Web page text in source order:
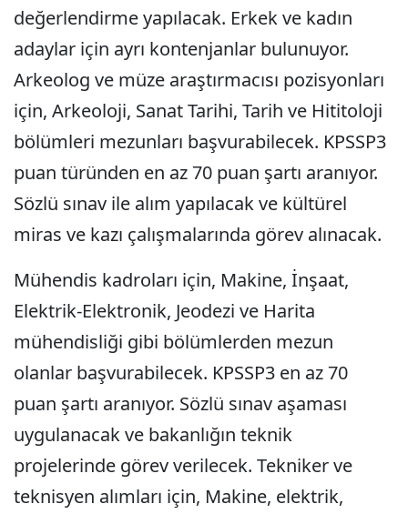
değerlendirme yapılacak. Erkek ve kadın
adaylar için ayrı kontenjanlar bulunuyor.
Arkeolog ve müze araştırmacısı pozisyonları
için, Arkeoloji, Sanat Tarihi, Tarih ve Hititoloji
bölümleri mezunları başvurabilecek. KPSSP3
puan türünden en az 70 puan şartı aranıyor.
Sözlü sınav ile alım yapılacak ve kültürel
miras ve kazı çalışmalarında görev alınacak.
Mühendis kadroları için, Makine, İnşaat,
Elektrik-Elektronik, Jeodezi ve Harita
mühendisliği gibi bölümlerden mezun
olanlar başvurabilecek. KPSSP3 en az 70
puan şartı aranıyor. Sözlü sınav aşaması
uygulanacak ve bakanlığın teknik
projelerinde görev verilecek. Tekniker ve
teknisyen alımları için, Makine, elektrik,